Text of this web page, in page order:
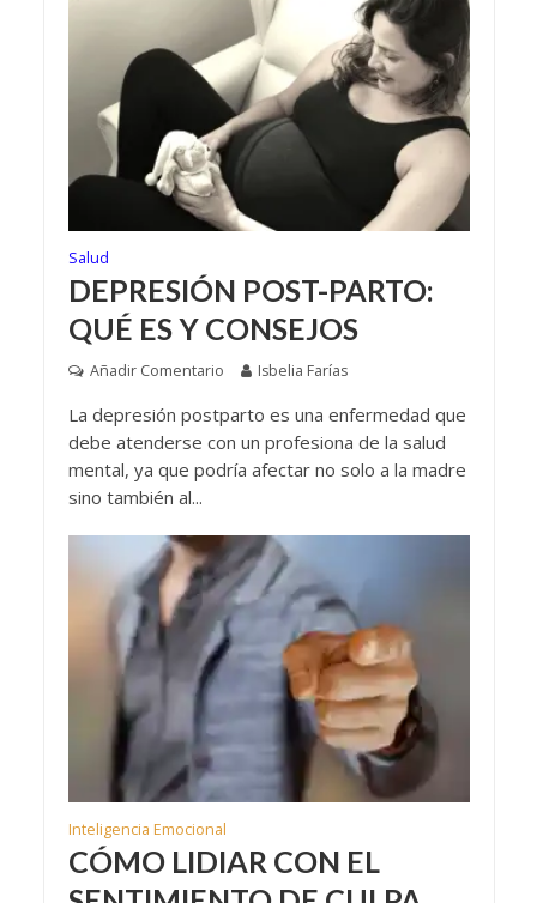
Salud
DEPRESIÓN POST-PARTO:
QUÉ ES Y CONSEJOS
Añadir Comentario Isbelia Farías
La depresión postparto es una enfermedad que
debe atenderse con un profesiona de la salud
mental, ya que podría afectar no solo a la madre
sino también al...
Inteligencia Emocional
CÓMO LIDIAR CON EL